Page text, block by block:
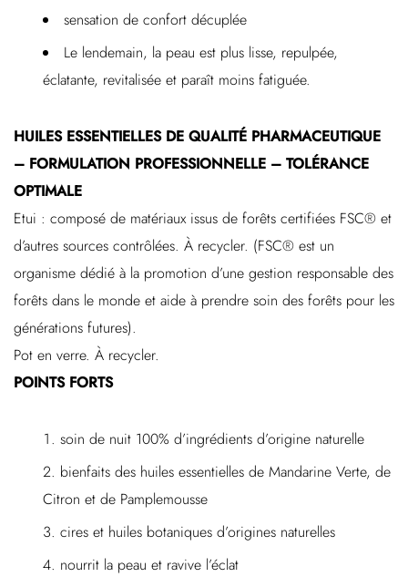
sensation de confort décuplée
Le lendemain, la peau est plus lisse, repulpée,
éclatante, revitalisée et paraît moins fatiguée.
HUILES ESSENTIELLES DE QUALITÉ PHARMACEUTIQUE
– FORMULATION PROFESSIONNELLE – TOLÉRANCE
OPTIMALE
Etui : composé de matériaux issus de forêts certifiées FSC® et
d’autres sources contrôlées. À recycler. (FSC® est un
organisme dédié à la promotion d’une gestion responsable des
forêts dans le monde et aide à prendre soin des forêts pour les
générations futures).
Pot en verre. À recycler.
POINTS FORTS
soin de nuit 100% d’ingrédients d’origine naturelle
bienfaits des huiles essentielles de Mandarine Verte, de
Citron et de Pamplemousse
cires et huiles botaniques d’origines naturelles
nourrit la peau et ravive l’éclat